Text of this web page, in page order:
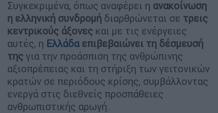
Συγκεκριμένα, όπως αναφέρει η ανακοίνωση
η ελληνική συνδρομή διαρθρώνεται σε τρεις
κεντρικούς άξονες και με τις ενέργειες
αυτές, η Ελλάδαεπιβεβαιώνει τη δέσμευσή
της για την προάσπιση της ανθρώπινης
αξιοπρέπειας και τη στήριξη των γειτονικών
κρατών σε περιόδους κρίσης, συμβάλλοντας
ενεργά στις διεθνείς προσπάθειες
ανθρωπιστικής αρωγή.